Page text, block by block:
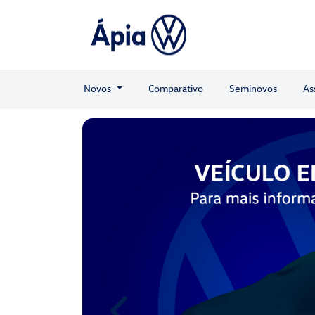
Novos Comparativo Seminovos